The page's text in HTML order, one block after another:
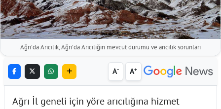
Ağrı'da Arıcılık, Ağrı'da Arıcılığın mevcut durumu ve arıcılık sorunları
A- A+
Ağrı İl geneli için yöre arıcılığına hizmet